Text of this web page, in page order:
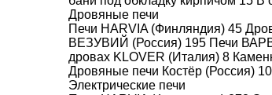
Дровяные печи
Печи HARVIA (Финляндия) 45
ВЕЗУВИЙ (Россия) 195 Печи
дровах KLOVER (Италия) 8
Дровяные печи Костёр (Россия)
Электрические печи